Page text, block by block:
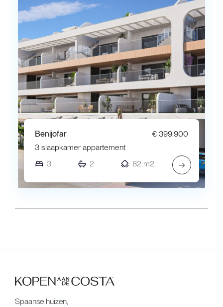
Benijofar
€ 399.900
3 slaapkamer appartement
3
2 82 m2 →
Spaanse huizen,